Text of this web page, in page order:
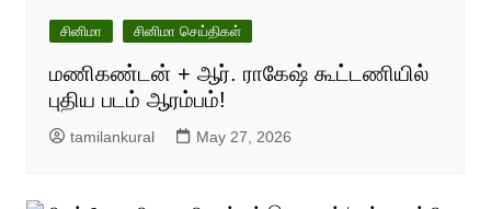
சினிமா சினிமா செய்திகள்
மணிகண்டன் + ஆர். ராகேஷ் கூட்டணியில்
புதிய படம் ஆரம்பம்!
tamilankural May 27, 2026